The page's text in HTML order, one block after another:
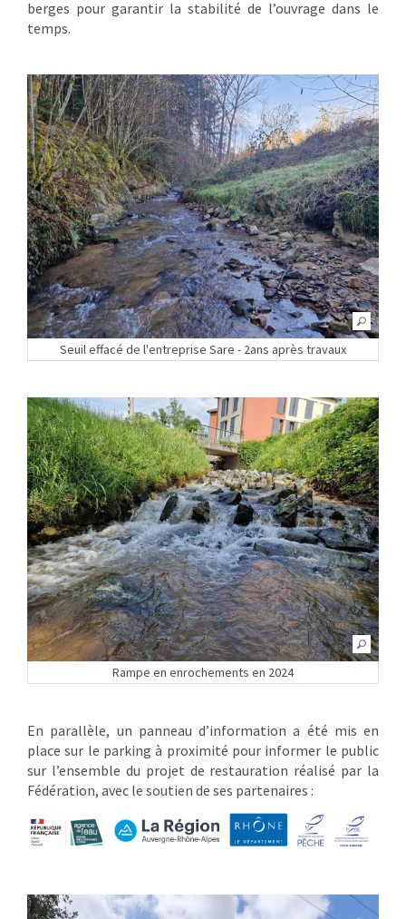
berges pour garantir la stabilité de l’ouvrage dans le
temps.
Seuil effacé de l'entreprise Sare - 2ans après travaux
Rampe en enrochements en 2024
En parallèle, un panneau d’information a été mis en
place sur le parking à proximité pour informer le public
sur l’ensemble du projet de restauration réalisé par la
Fédération, avec le soutien de ses partenaires :